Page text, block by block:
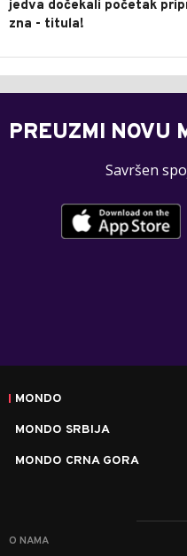
jedva dočekali početak
zna - titula!
PREUZMI NOVU
Savršen
MONDO
MONDO SRBIJA
MONDO CRNA GORA
O NAMA